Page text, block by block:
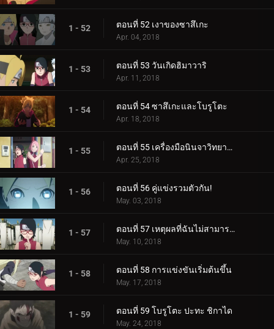
1 - 52 ตอนที่ 52 เงาของซาสึเกะ
Apr. 04, 2018
1 - 53 ตอนที่ 53 วันเกิดฮิมาวาริ
Apr. 11, 2018
1 - 54 ตอนที่ 54 ซาสึเกะและโบรูโตะ
Apr. 18, 2018
1 - 55 ตอนที่ 55 เครื่องมือนินจาวิทยาศาสตร์
Apr. 25, 2018
1 - 56 ตอนที่ 56 คู่แข่งรวมตัวกัน!
May. 03, 2018
1 - 57 ตอนที่ 57 เหตุผลที่ฉันไม่สามารถสูญเสีย
May. 10, 2018
1 - 58 ตอนที่ 58 การแข่งขันเริ่มต้นขึ้น
May. 17, 2018
1 - 59 ตอนที่ 59 โบรูโตะ ปะทะ ชิกาได
May. 24, 2018